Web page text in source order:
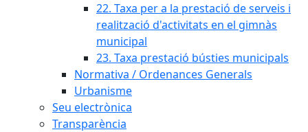
22. Taxa per a la prestació de serveis i
realització d'activitats en el gimnàs
municipal
23. Taxa prestació bústies municipals
Normativa / Ordenances Generals
Urbanisme
Seu electrònica
Transparència